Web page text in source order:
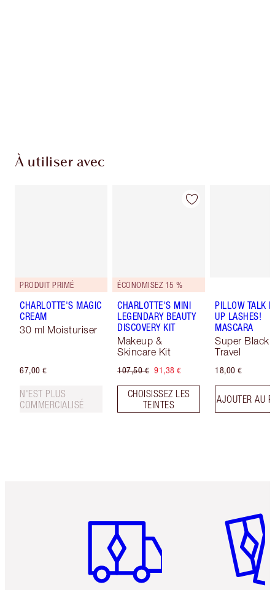
À utiliser avec
PRODUIT PRIMÉ
CHARLOTTE'S MAGIC
CREAM
30 ml Moisturiser
67,00 €
N'EST PLUS
COMMERCIALISÉ
ÉCONOMISEZ 15 %
CHARLOTTE'S MINI
LEGENDARY BEAUTY
DISCOVERY KIT
Makeup &
Skincare Kit
107,50 € 91,38 €
CHOISISSEZ LES
TEINTES
PILLOW TALK
UP LASHES!
MASCARA
Super Black
Travel
18,00 €
AJOUTER AU